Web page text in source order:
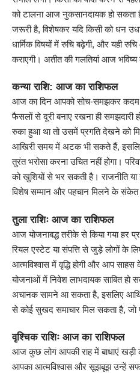
को टालना आज नुकसानदायक हो सकता
जरूरी है, विशेषकर यदि किसी को धन
धार्मिक विषयों में रुचि बढ़ेगी, और यही
कराएगी। अतीत की गलतियां आज
कन्या राशि: आज का राशिफल
आज का दिन आपको सोच-समझकर कदम
फैसलों से दूरी बनाए रखना ही समझदारी
रुका हुआ था तो उसमें प्रगति देखने को
आखिरी समय में अटक भी सकते हैं, इसलिए
तुरंत भरोसा करना उचित नहीं होगा।
को खुशियों से भर सकती है। राजनीति
विशेष सम्मान और पहचान मिलने के संकेत
तुला राशिः आज का राशिफल
आज योजनाबद्ध तरीके से किया गया हर
रियल एस्टेट या संपत्ति से जुड़े लोगों के
आत्मविश्वास में वृद्धि होगी और आप
योजनाओं में निवेश लाभदायक साबित हो
अचानक सामने आ सकता है, इसलिए
से कोई सुखद समाचार मिल सकता है, जो
वृश्चिक राशिः आज का राशिफल
आज कुछ लोग आपकी राह में बाधाएं
आपका आत्मविश्वास और सूझबूझ उन्हें